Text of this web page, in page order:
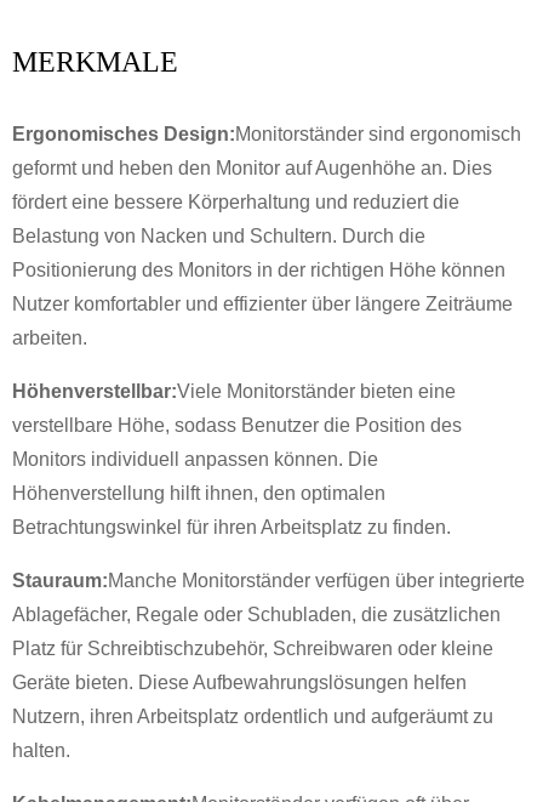
MERKMALE
Ergonomisches Design:Monitorständer sind ergonomisch
geformt und heben den Monitor auf Augenhöhe an. Dies
fördert eine bessere Körperhaltung und reduziert die
Belastung von Nacken und Schultern. Durch die
Positionierung des Monitors in der richtigen Höhe können
Nutzer komfortabler und effizienter über längere Zeiträume
arbeiten.
Höhenverstellbar:Viele Monitorständer bieten eine
verstellbare Höhe, sodass Benutzer die Position des
Monitors individuell anpassen können. Die
Höhenverstellung hilft ihnen, den optimalen
Betrachtungswinkel für ihren Arbeitsplatz zu finden.
Stauraum:Manche Monitorständer verfügen über integrierte
Ablagefächer, Regale oder Schubladen, die zusätzlichen
Platz für Schreibtischzubehör, Schreibwaren oder kleine
Geräte bieten. Diese Aufbewahrungslösungen helfen
Nutzern, ihren Arbeitsplatz ordentlich und aufgeräumt zu
halten.